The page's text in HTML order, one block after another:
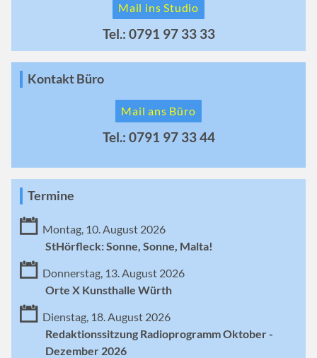
Mail ins Studio
Tel.: 0791 97 33 33
Kontakt Büro
Mail ans Büro
Tel.: 0791 97 33 44
Termine
Montag, 10. August 2026
StHörfleck: Sonne, Sonne, Malta!
Donnerstag, 13. August 2026
Orte X Kunsthalle Würth
Dienstag, 18. August 2026
Redaktionssitzung Radioprogramm Oktober -
Dezember 2026